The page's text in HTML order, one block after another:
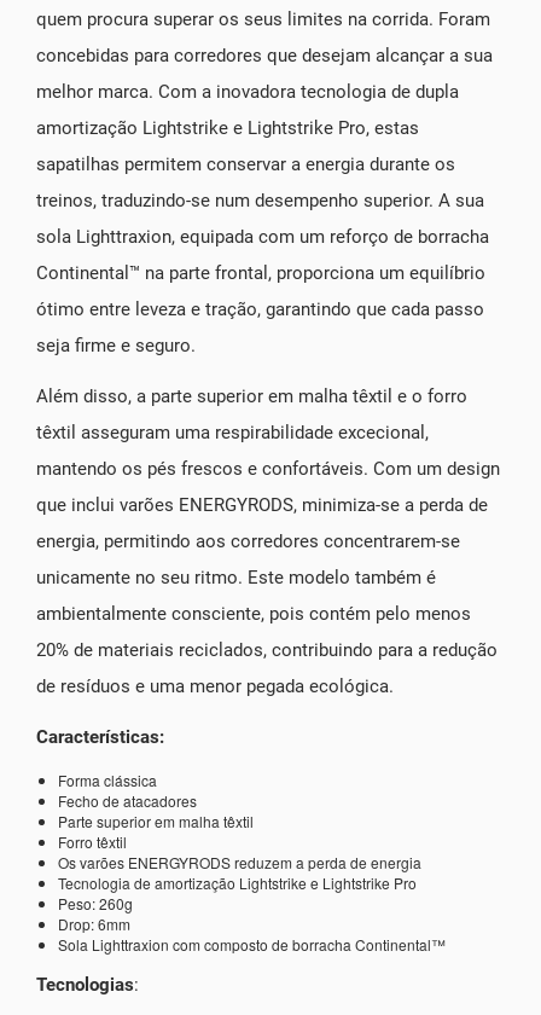
quem procura superar os seus limites na corrida. Foram
concebidas para corredores que desejam alcançar a sua
melhor marca. Com a inovadora tecnologia de dupla
amortização Lightstrike e Lightstrike Pro, estas
sapatilhas permitem conservar a energia durante os
treinos, traduzindo-se num desempenho superior. A sua
sola Lighttraxion, equipada com um reforço de borracha
Continental™ na parte frontal, proporciona um equilíbrio
ótimo entre leveza e tração, garantindo que cada passo
seja firme e seguro.
Além disso, a parte superior em malha têxtil e o forro
têxtil asseguram uma respirabilidade excecional,
mantendo os pés frescos e confortáveis. Com um design
que inclui varões ENERGYRODS, minimiza-se a perda de
energia, permitindo aos corredores concentrarem-se
unicamente no seu ritmo. Este modelo também é
ambientalmente consciente, pois contém pelo menos
20% de materiais reciclados, contribuindo para a redução
de resíduos e uma menor pegada ecológica.
Características:
Forma clássica
Fecho de atacadores
Parte superior em malha têxtil
Forro têxtil
Os varões ENERGYRODS reduzem a perda de energia
Tecnologia de amortização Lightstrike e Lightstrike Pro
Peso: 260g
Drop: 6mm
Sola Lighttraxion com composto de borracha Continental™
Tecnologias: